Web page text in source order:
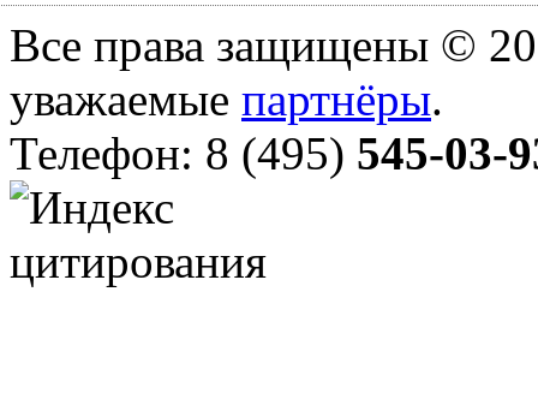
Все права защищены ©
уважаемые партнёры.
Телефон: 8 (495) 545-03-